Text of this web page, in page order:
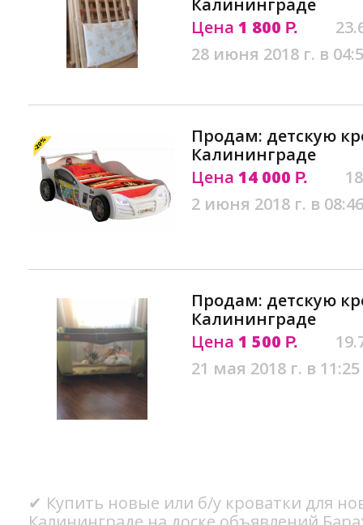
Калининграде
Цена 1 800 Р.
28 июня 2018 г. в
Продам: детскую
Калининграде
Цена 14 000 Р.
2 июня 2018 г. в 08:46
Продам: детскую
Калининграде
Цена 1 500 Р.
21 мая 2018 г. в 11:25
✔ Купить новые или б/у кроватки для